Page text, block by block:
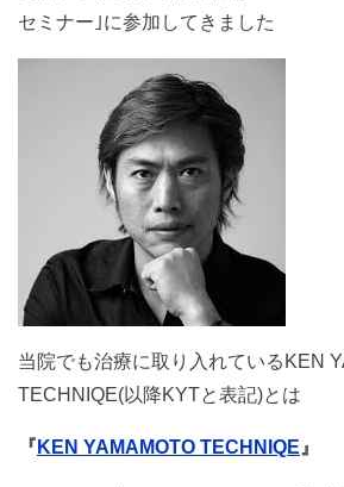
セミナー｣に参加してきました
当院でも治療に取り入れているKEN
TECHNIQE(以降KYTと表記)とは
『 KEN YAMAMOTO TECHNIQE 』